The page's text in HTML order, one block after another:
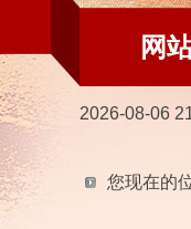
网
2026-08-06
您现在的